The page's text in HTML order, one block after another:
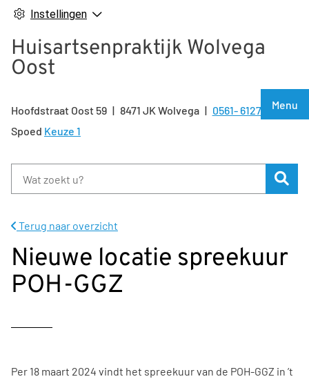
Instellingen
Huisartsenpraktijk Wolvega
Oost
Menu
Hoofdstraat Oost 59 8471 JK Wolvega Tel:
0561- 612722
Spoed Keuze 1
Terug naar overzicht
Nieuwe locatie spreekuur
POH-GGZ
Per 18 maart 2024 vindt het spreekuur van de POH-GGZ in ’t